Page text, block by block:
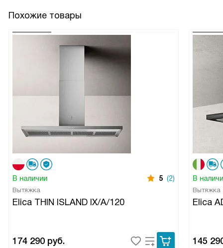
Похожие товары
В наличии 5 (2)
Вытяжка
Elica THIN ISLAND IX/A/120
174 290 руб.
В
Вытяжка
Elica
145